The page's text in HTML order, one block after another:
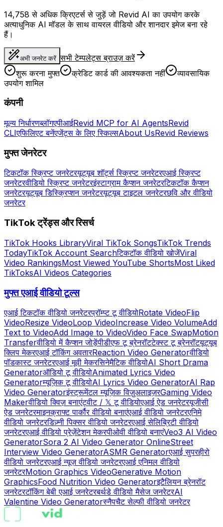
14,758 से अधिक क्रिएटर्स से जुड़ें जो Revid AI का उपयोग करके
अत्याधुनिक AI मॉडल के साथ वायरल वीडियो और शानदार इमेज बना रहे
हैं।
अभी जनरेट करें सभी टेम्पलेट्स ब्राउज़ करें
शुरू करना मुफ्त
क्रेडिट कार्ड की आवश्यकता नहीं
व्यावसायिक
उपयोग शामिल
कंपनी
मूल्य निर्धारणब्लॉगएपीआईRevid MCP for AI AgentsRevid
CLIएफिलिएट बनेंएजेंट्स के लिए स्किल्सAbout UsRevid Reviews
मुफ्त जेनरेटर
टिकटॉक स्क्रिप्ट जनरेटरयूट्यूब शॉर्ट्स स्क्रिप्ट जनरेटरएआई स्क्रिप्ट
जनरेटरवीडियो स्क्रिप्ट जनरेटरइंस्टाग्राम कैप्शन जनरेटरटिकटॉक कैप्शन
जनरेटरयूट्यूब डिस्क्रिप्शन जनरेटरयूट्यूब टाइटल जनरेटरछवि और वीडियो
जनरेटर
TikTok ट्रेंड्स और रिसर्च
TikTok Hooks LibraryViral TikTok SongsTikTok Trends
TodayTikTok Account Searchटिकटॉक वीडियो खोजेंViral
Video RankingsMost Viewed YouTube ShortsMost Liked
TikToksAI Videos Categories
मुफ्त एआई वीडियो टूल्स
एआई टिकटॉक वीडियो जनरेटरप्रॉम्प्ट टू वीडियोRotate VideoFlip
VideoResize VideoLoop VideoIncrease Video VolumeAdd
Text to VideoAdd Image to VideoVideo Face SwapMotion
Transferवीडियो में कैप्शन जोड़ेंपीडीएफ टू ब्रेनरॉटटेक्स्ट टू ब्रेनरॉटयूट्यूब
क्लिप मेकरएआई टॉकिंग अवतारReaction Video Generatorवीडियो
पॉडकास्ट जनरेटरएआई मूवी मेकरसिनेमैटिक वीडियोAI Short Drama
Generatorऑडियो टू वीडियोAnimated Lyrics Video
Generatorम्यूज़िक टू वीडियोAI Lyrics Video GeneratorAI Rap
Video Generatorइंस्ट्रूमेंटल म्यूज़िक विज़ुअलाइज़रGaming Video
Makerवीडियो क्विज़ बनाएंट्वीट / 𝕏 टू वीडियोएआई ऐड जनरेटरयूजीसी
ऐड जनरेटरमाइनक्राफ्ट पार्कौर वीडियो बनाएंएआई वीडियो जनरेटरएनिमे
वीडियो जनरेटरडिज़्नी पिक्सर वीडियो जनरेटरएआई सेलिब्रिटी वीडियो
जनरेटरएआई वीडियो प्रेज़ेंटेशन मेकरपीओवी वीडियो बनाएंVeo3 AI Video
GeneratorSora 2 AI Video Generator OnlineStreet
Interview Video GeneratorASMR Generatorएआई सुपरहीरो
वीडियो जनरेटरएआई न्यूज़ वीडियो जनरेटरएआई एनिमल वीडियो
जनरेटरMotion Graphics VideoGenerative Motion
GraphicsFood Nutrition Video Generatorइटैलियन ब्रेनरॉट
जनरेटरटॉकिंग बेबी एआई जनरेटरबर्थडे वीडियो मैसेज जनरेटरAI
Valentine Video Generatorस्नैपचैट सेल्फी वीडियो जनरेटर